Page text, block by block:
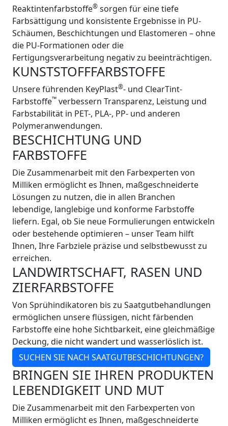
Reaktintenfarbstoffe® sorgen für eine tiefe
Farbsättigung und konsistente Ergebnisse in PU-
Schäumen, Beschichtungen und Elastomeren – ohne
die PU-Formationen oder die
Fertigungsverarbeitung negativ zu beeinträchtigen.
KUNSTSTOFFFARBSTOFFE
Unsere führenden KeyPlast®- und ClearTint-
Farbstoffe™ verbessern Transparenz, Leistung und
Farbstabilität in PET-, PLA-, PP- und anderen
Polymeranwendungen.
BESCHICHTUNG UND
FARBSTOFFE
Die Zusammenarbeit mit den Farbexperten von
Milliken ermöglicht es Ihnen, maßgeschneiderte
Lösungen zu nutzen, die in allen Branchen
lebendige, langlebige und konforme Farbstoffe
liefern. Egal, ob Sie neue Formulierungen entwickeln
oder bestehende optimieren – unser Team hilft
Ihnen, Ihre Farbziele präzise und selbstbewusst zu
erreichen.
LANDWIRTSCHAFT, RASEN UND
ZIERFARBSTOFFE
Von Sprühindikatoren bis zu Saatgutbehandlungen
ermöglichen unsere flüssigen, nicht färbenden
Farbstoffe eine hohe Sichtbarkeit, eine gleichmäßige
Deckung, die nicht wandert und wasserlöslich ist.
SUCHEN SIE NACH SAATGUTBESCHICHTUNGEN?
BRINGEN SIE IHREN PRODUKTEN
LEBENDIGKEIT UND MUT
Die Zusammenarbeit mit den Farbexperten von
Milliken ermöglicht es Ihnen, maßgeschneiderte